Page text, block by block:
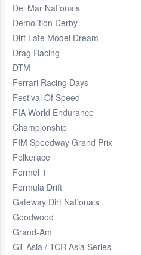
Del Mar Nationals
Demolition Derby
Dirt Late Model Dream
Drag Racing
DTM
Ferrari Racing Days
Festival Of Speed
FIA World Endurance
Championship
FIM Speedway Grand Prix
Folkerace
Formel 1
Formula Drift
Gateway Dirt Nationals
Goodwood
Grand-Am
GT Asia / TCR Asia Series